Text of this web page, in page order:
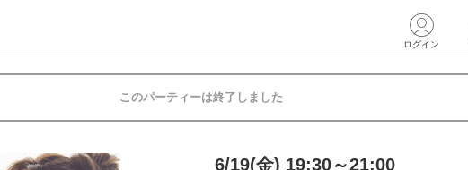
ログイン
このパーティーは終了しました
6/19(金) 19:30～21:00